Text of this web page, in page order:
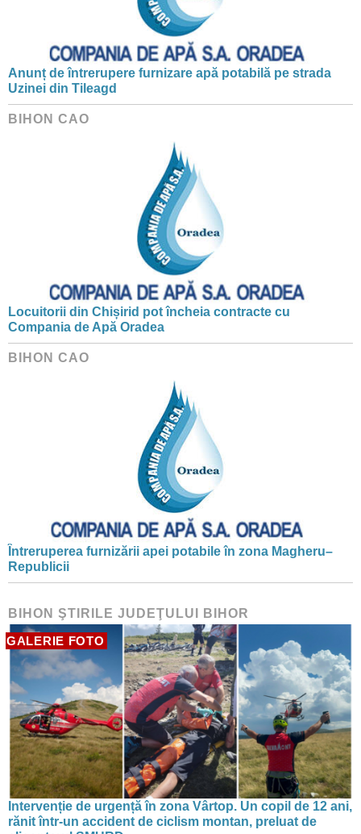
Anunț de întrerupere furnizare apă potabilă pe strada
Uzinei din Tileagd
BIHON CAO
Locuitorii din Chișirid pot încheia contracte cu
Compania de Apă Oradea
BIHON CAO
Întreruperea furnizării apei potabile în zona Magheru–
Republicii
BIHON ŞTIRILE JUDEŢULUI BIHOR
GALERIE FOTO
Intervenție de urgență în zona Vârtop. Un copil de 12 ani,
rănit într-un accident de ciclism montan, preluat de